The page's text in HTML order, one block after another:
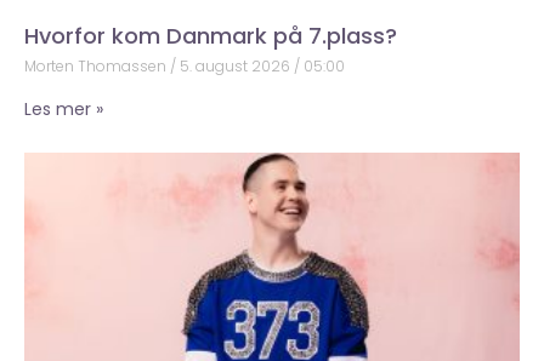
Hvorfor kom Danmark på 7.plass?
Morten Thomassen 5. august 2026 05:00
Les mer »